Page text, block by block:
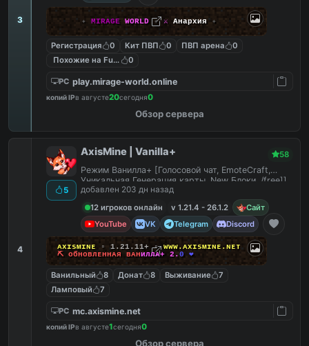
3 ✦ MIRAGE WORLD✦ ⚔ Анархия ✦
Регистрация 0 Кит ПВП 0 ПВП арена
0
Похожие на FunTime
0
PC play.mirage-world.online
копий IPв августе20сегодня0
Обзор сервера
4
5
AxisMine | Vanilla+ 58
Режим Ванилла+ [Голосовой чат, EmoteCraft,
Уникальная Генерация карты, New Блоки, /free]]
добавлен 203 дн назад
12 игроков онлайн
v 1.21.4 - 26.1.2
Сайт
YouTube
VK Telegram Discord
ᴀxɪsᴍɪɴᴇ ▫ 1.21.11+ ▫ ᴡᴡᴡ. ᴀxɪsᴍɪɴᴇ.ɴᴇᴛ
⛏ ᴏбʜᴏʙлᴇʜʜᴀя ʙᴀʜиллᴀ+ 2 .0 ❤
Ванильный 8 Донат 8 Выживание
7
Ламповый
7
PC mc.axismine.net
копий IPв августе1сегодня0
Обзор сервера